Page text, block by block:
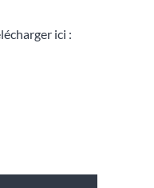
ici :